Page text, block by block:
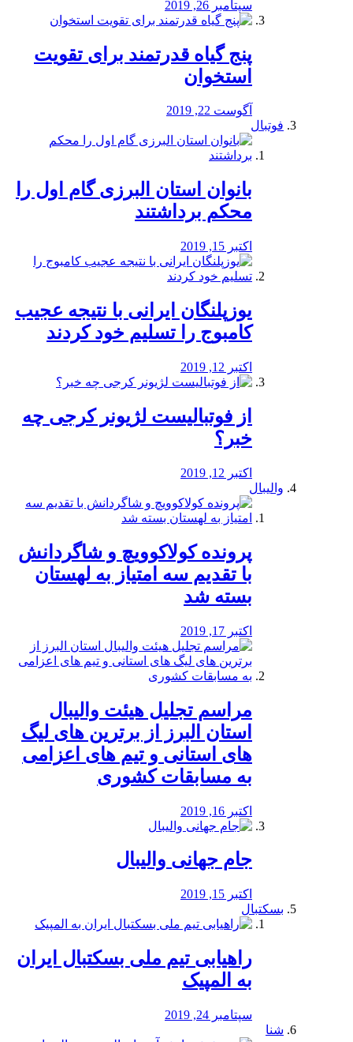
سپتامبر 26, 2019
پنج گیاه قدرتمند برای تقویت
استخوان
آگوست 22, 2019
فوتبال
بانوان استان البرزی گام اول را
محكم برداشتند
اکتبر 15, 2019
یوزپلنگان ایرانی با نتیجه عجیب
کامبوج را تسلیم خود کردند
اکتبر 12, 2019
از فوتبالیست لژیونر کرجی چه
خبر؟
اکتبر 12, 2019
والیبال
پرونده کولاکوویچ و شاگردانش
با تقدیم سه امتیاز به لهستان
بسته شد
اکتبر 17, 2019
مراسم تجلیل هیئت والیبال
استان البرز از برترین های لیگ
های استانی و تیم های اعزامی
به مسابقات کشوری
اکتبر 16, 2019
جام جهانی والیبال
اکتبر 15, 2019
بسکتبال
راهیابی تیم ملی بسکتبال ایران
به المپیک
سپتامبر 24, 2019
شنا